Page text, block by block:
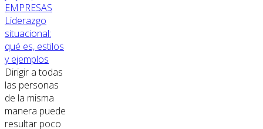
EMPRESAS
Liderazgo
situacional:
qué es, estilos
y ejemplos
Dirigir a todas
las personas
de la misma
manera puede
resultar poco